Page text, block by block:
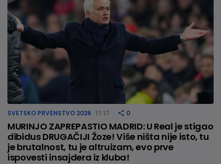
SVETSKO PRVENSTVO 2026 17:17 0
MURINJO ZAPREPASTIO MADRID: U Real je stigao
dibidus DRUGAČIJI Žoze! Više ništa nije isto, tu
je brutalnost, tu je altruizam, evo prve
ispovesti insajdera iz kluba!